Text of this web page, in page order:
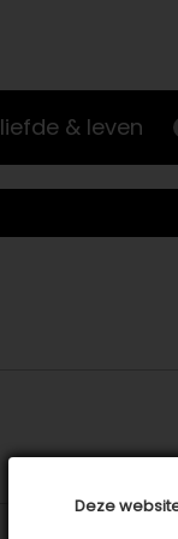
Deze
liefde & leven